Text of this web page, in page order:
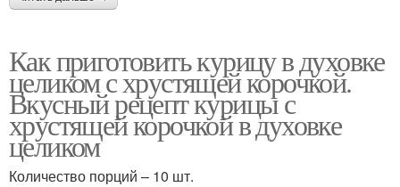
Как приготовить курицу в духовке
целиком с хрустящей корочкой.
Вкусный рецепт курицы с
хрустящей корочкой в духовке
целиком
Количество порций – 10 шт.